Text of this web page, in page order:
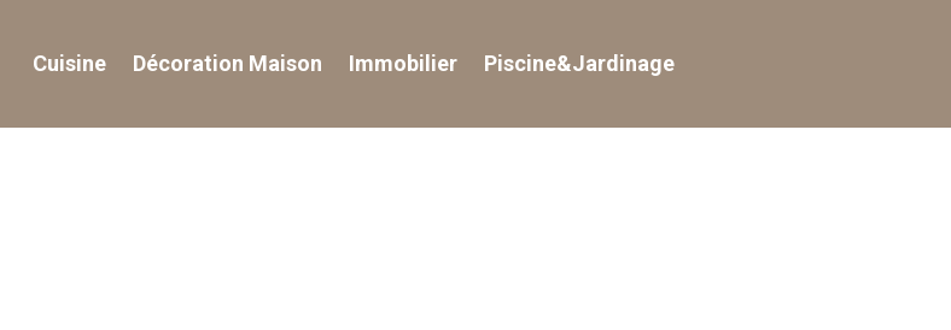
Cuisine Décoration Maison Immobilier Piscine&Jardinage